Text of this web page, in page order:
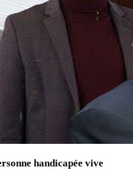
handicapée vive